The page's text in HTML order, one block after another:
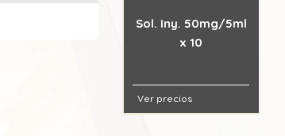
Sol. Iny. 50mg/5ml
x 10
Ver precios